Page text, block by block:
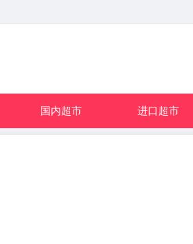
国内超市 进口超市